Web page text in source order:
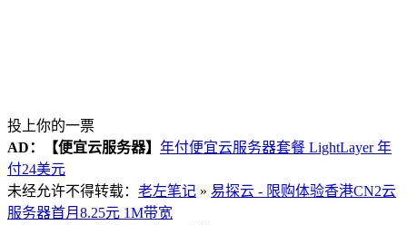
投上你的一票
AD：
【便宜云服务器】 年付便宜云服务器套餐 LightLayer 年
付24美元
未经允许不得转载： 老左笔记 » 易探云 - 限购体验香港CN2云
服务器首月8.25元 1M带宽